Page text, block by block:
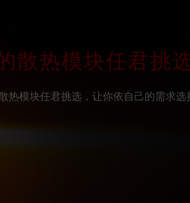
散热模块任君挑
热模块任君挑选，让你依自己的需求选